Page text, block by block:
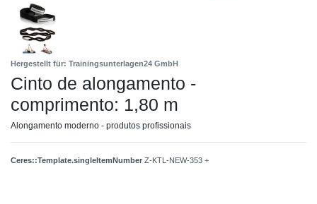
Hergestellt für: Trainingsunterlagen24 GmbH
Cinto de alongamento -
comprimento: 1,80 m
Alongamento moderno - produtos profissionais
Ceres::Template.singleItemNumber Z-KTL-NEW-353 +